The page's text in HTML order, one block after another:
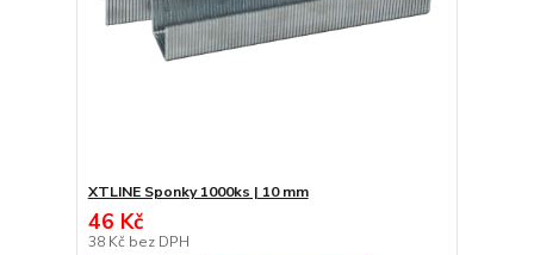
XTLINE Sponky 1000ks | 10 mm
46 Kč
38 Kč bez DPH